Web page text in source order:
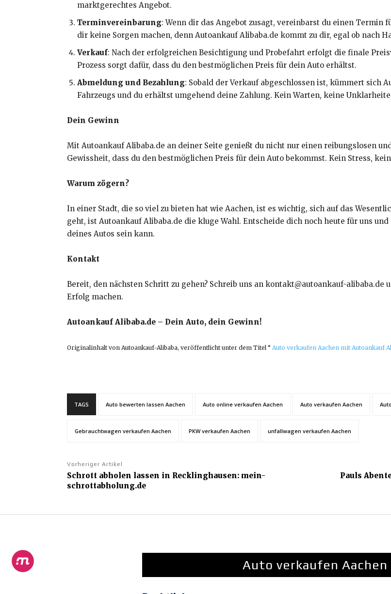
marktgerechtes Angebot.
Terminvereinbarung: Wenn dir das Angebot zusagt, vereinbarst du einen Termin
dir keine Sorgen machen, denn Autoankauf Alibaba.de kommt zu dir, egal ob nach
Verkauf: Nach der erfolgreichen Besichtigung und Probefahrt erfolgt die finale
Prozess sorgt dafür, dass du den bestmöglichen Preis für dein Auto erhältst.
Abmeldung und Bezahlung: Sobald der Verkauf abgeschlossen ist, kümmert sich
Fahrzeugs und du erhältst umgehend deine Zahlung. Kein Warten, keine
Dein Gewinn
Mit Autoankauf Alibaba.de an deiner Seite genießt du nicht nur einen reibungslosen
Gewissheit, dass du den bestmöglichen Preis für dein Auto bekommst. Kein Stress,
Warum zögern?
In einer Stadt, die so viel zu bieten hat wie Aachen, ist es wichtig, sich auf das
geht, ist Autoankauf Alibaba.de die kluge Wahl. Entscheide dich noch heute für uns
deines Autos sein kann.
Kontakt
Bereit, den nächsten Schritt zu gehen? Schreib uns an kontakt@autoankauf-
Erfolg machen.
Autoankauf Alibaba.de – Dein Auto, dein Gewinn!
Originalinhalt von Autoankauf-Alibaba, veröffentlicht unter dem Titel “ Auto verkaufen Aachen mit Autoankauf
TAGS Auto bewerten lassen Aachen Auto online verkaufen Aachen Auto verkaufen Aachen
Gebrauchtwagen verkaufen Aachen PKW verkaufen Aachen unfallwagen verkaufen Aachen
Vorheriger Artikel
Schrott abholen lassen in Recklinghausen: mein-
schrottabholung.de
Pauls
Auto verkaufen